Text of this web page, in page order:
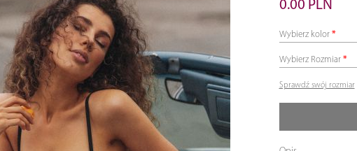
0.00 PLN
Wybierz kolor
Wybierz Rozmiar
Sprawdź swój rozmiar